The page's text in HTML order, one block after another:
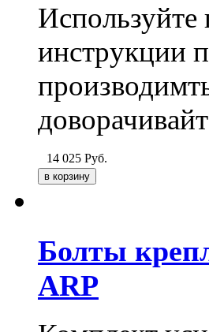
Используйте
инструкции
14 025 Руб.
Болты
ARP